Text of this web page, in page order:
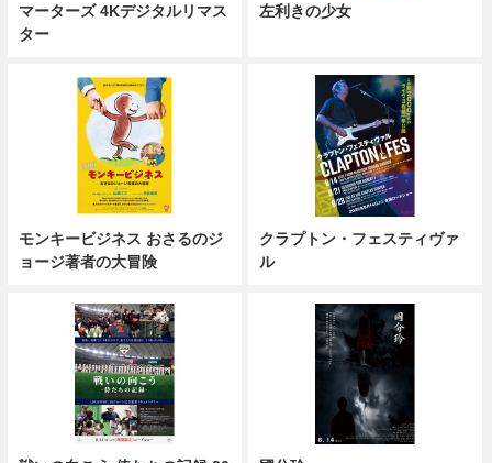
マーターズ 4Kデジタルリマス
ター
左利きの少女
モンキービジネス おさるのジ
ョージ著者の大冒険
クラプトン・フェスティヴァ
ル